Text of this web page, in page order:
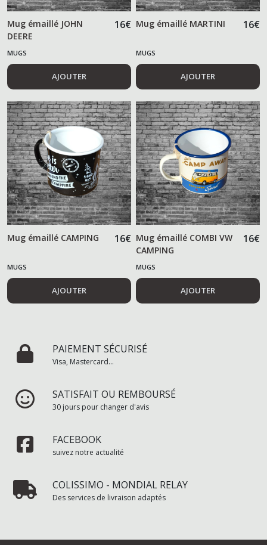
Mug émaillé JOHN
DEERE
16€
MUGS
AJOUTER
Mug émaillé MARTINI 16€
MUGS
AJOUTER
Mug émaillé CAMPING 16€
MUGS
AJOUTER
Mug émaillé COMBI VW
CAMPING
16€
MUGS
AJOUTER
PAIEMENT SÉCURISÉ
Visa, Mastercard...
SATISFAIT OU REMBOURSÉ
30 jours pour changer d'avis
FACEBOOK
suivez notre actualité
COLISSIMO - MONDIAL RELAY
Des services de livraison adaptés